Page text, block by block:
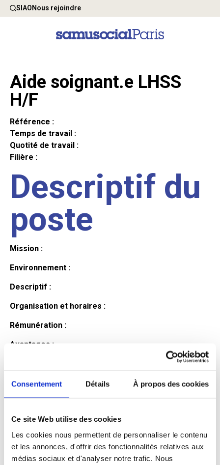
Consentement Détails À propos des cookies
Ce site Web utilise des cookies
Les cookies nous permettent de personnaliser le contenu
et les annonces, d'offrir des fonctionnalités relatives aux
médias sociaux et d'analyser notre trafic. Nous
SIAONous rejoindre
Aide soignant.e LHSS
H/F
Référence :
Temps de travail :
Quotité de travail :
Filière :
Descriptif du
poste
Mission :
Environnement :
Descriptif :
Organisation et horaires :
Rémunération :
Avantages :
Profil du
candidat
Qualifications et diplômes :
Profil recherché :